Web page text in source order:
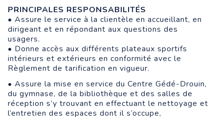
PRINCIPALES RESPONSABILITÉS
• Assure le service à la clientèle en accueillant, en
dirigeant et en répondant aux questions des
usagers.
• Donne accès aux différents plateaux sportifs
intérieurs et extérieurs en conformité avec le
Règlement de tarification en vigueur.
• Assure la mise en service du Centre Gédé-Drouin,
du gymnase, de la bibliothèque et des salles de
réception s’y trouvant en effectuant le nettoyage et
l’entretien des espaces dont il s’occupe,